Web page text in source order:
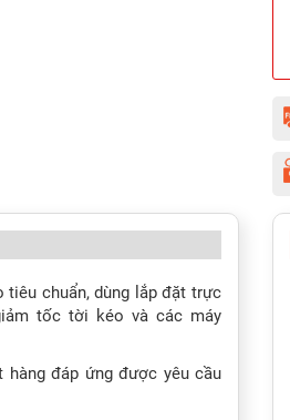
tiêu chuẩn, dùng lắp đặt trực
tốc tời kéo và các máy
đáp ứng được yêu cầu